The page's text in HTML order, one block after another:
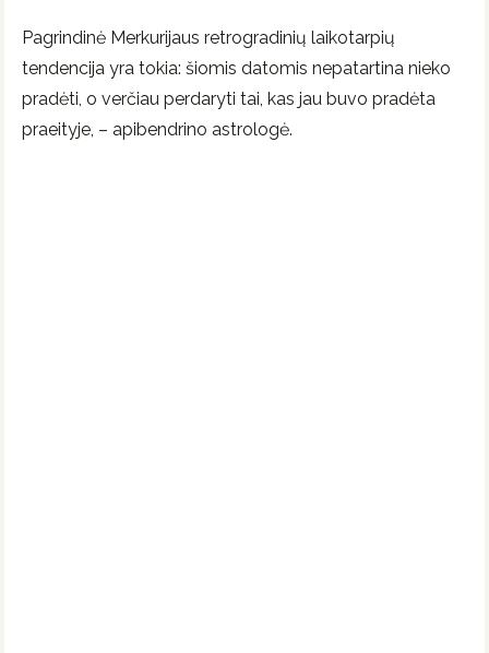
Pagrindinė Merkurijaus retrogradinių laikotarpių
tendencija yra tokia: šiomis datomis nepatartina nieko
pradėti, o verčiau perdaryti tai, kas jau buvo pradėta
praeityje, – apibendrino astrologė.